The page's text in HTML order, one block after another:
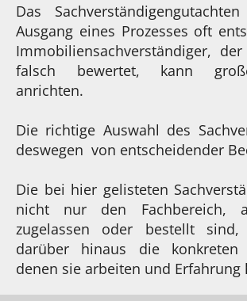
Das
Ausgang eines Prozesses oft
Immobiliensachverständiger,
falsch bewertet, kann
anrichten.
Die richtige Auswahl des
deswegen von entscheidender
Die bei hier gelisteten
nicht nur den Fachbereich,
zugelassen oder bestellt
darüber hinaus die konkreten
denen sie arbeiten und Erfahrung